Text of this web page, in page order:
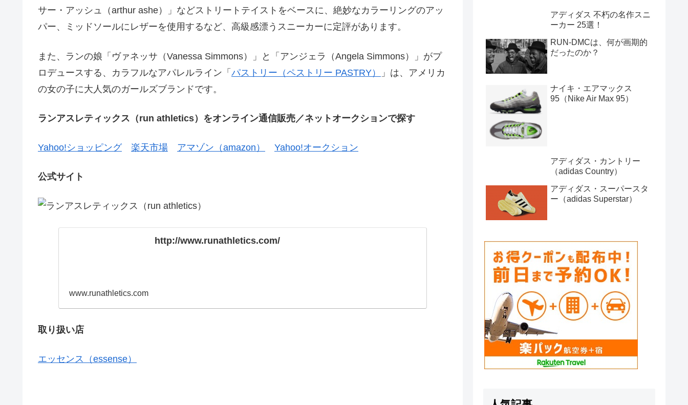
サー・アッシュ（arthur ashe）」などストリートテイストをベースに、絶妙なカラーリングのアッ
パー、ミッドソールにレザーを使用するなど、高級感漂うスニーカーに定評があります。
また、ランの娘「ヴァネッサ（Vanessa Simmons）」と「アンジェラ（Angela Simmons）」がプ
ロデュースする、カラフルなアパレルライン「 パストリー（ペストリー PASTRY）
」は、アメリカ
の女の子に大人気のガールズブランドです。
ランアスレティックス（run athletics）をオンライン通信販売／ネットオークションで探す
Yahoo!ショッピング 楽天市場 アマゾン（amazon） Yahoo!オークション
公式サイト
http://www.runathletics.com/
www.runathletics.com
取り扱い店
エッセンス（essense）
アディダス 不朽の名作スニ
ーカー 25選！
RUN-DMCは、何が画期的
だったのか？
ナイキ・エアマックス
95（Nike Air Max 95）
アディダス・カントリー
（adidas Country）
アディダス・スーパースタ
ー（adidas Superstar）